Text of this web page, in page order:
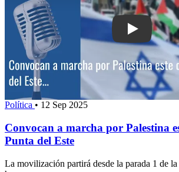
Play:
Política • 12 Sep 2025
Convocan a marcha por Palestina
Punta del Este
La movilización partirá desde la parada 1 de